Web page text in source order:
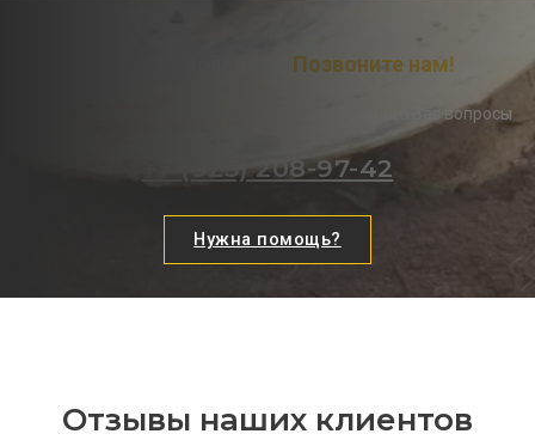
Позвоните нам!
Наши менеджеры ответят на все интересующие Вас вопросы
+7 (925) 208-97-42
Нужна помощь?
Отзывы наших клиентов